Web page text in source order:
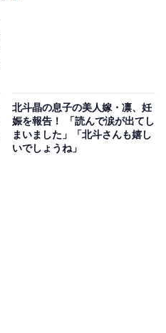
北斗晶の息子の美人嫁・凛、妊
娠を報告！ 「読んで涙が出てし
まいました」「北斗さんも嬉し
いでしょうね」